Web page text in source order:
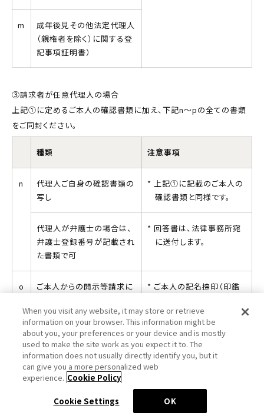
m
成年後見その他法定代理人
（親権者を除く）に関する登
記事項証明書）
③請求者が任意代理人の場合
上記①に定めるご本人の確認書類に加え、下記n～pの全ての書類
をご同封ください。
種類 注意事項
n
代理人ご自身の確認書類の
写し
上記①に記載のご本人の
確認書類と同様です。
代理人が弁護士の場合は、
弁護士登録番号が記載され
た書類で可
回答書は、法律事務所宛
に送付します。
o
ご本人からの開示等請求に
委任状
ご本人の記名捺印（印鑑
印）がなされたものに限
ります。
当社にて所定の書式を用
意しております。
委任状に捺印された、ご本
人印の印鑑登録証明書
に限ります。
When you visit any website, it may store or retrieve
information on your browser. This information might be
about you, your preferences or your device and is mostly
used to make the site work as you expect it to. The
information does not usually directly identify you, but it
can give you a more personalized web
experience. Cookie Policy
Cookie Settings OK